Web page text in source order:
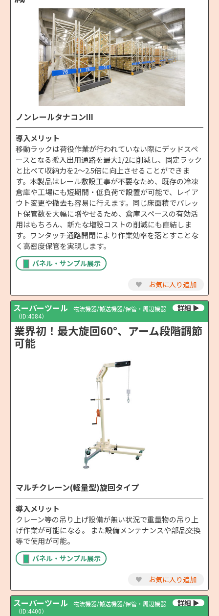
ノンレールタナコンIII
導入メリット
移動ラックは荷役作業が行われていない際にデッドスペ
ースとなる搬入出用通路を最大1/2に削減し、固定ラック
と比べて収納力を2〜2.5倍に向上させることができま
す。本製品はレール敷設工事が不要なため、既存の冷凍
倉庫や工場にも短期間・低負荷で設置が可能で、レイア
ウト変更や撤去も容易に行えます。同じ床面積でパレッ
ト保管数を大幅に増やせるため、倉庫スペースの有効活
用はもちろん、新たな増設コストの削減にも直結しま
す。ワンタッチ通路開閉により作業効率を落とすことな
く高密度保管を実現します。
パネル・サンプル展示
♥ お気に入り追加
スーパーツール
物流機器/搬送機器/保管・周辺機器
（ID:4084）
業界初！最大旋回60°、アーム段階調節
可能
マルチクレーン(軽量型)旋回タイプ
導入メリット
クレーン等の吊り上げ設備が無い状況で重量物の吊り上
げ作業が可能になる。 また設備メンテナンスや部品交換
等で使用が可能。
パネル・サンプル展示
♥ お気に入り追加
スーパーツール
物流機器/搬送機器/保管・周辺機器
（ID:4400）